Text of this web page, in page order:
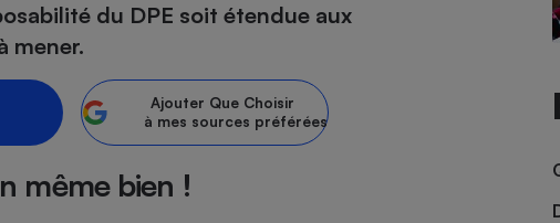
du DPE soit étendue aux
mener.
Ajouter Que Choisir
à mes sources préférées
même bien !alimentation locale
Driveà induction
aspirante
mobile
balai
automatique
Gaz
Panneaux
photovoltaïques
de son
multifonction
portable
à granulés
électrique
- Médicament
Puériculture - Produit